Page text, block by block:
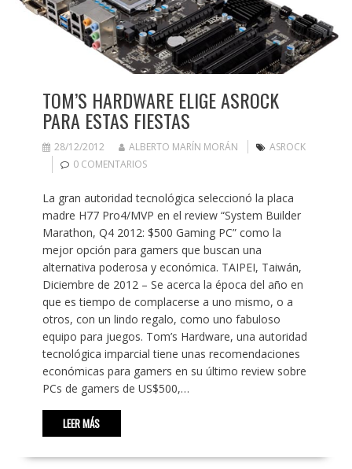
TOM’S HARDWARE ELIGE ASROCK
PARA ESTAS FIESTAS
28/12/2012 ALBERTO MARÍN MORÁN
ASROCK
0 COMENTARIOS
La gran autoridad tecnológica seleccionó la placa
madre H77 Pro4/MVP en el review “System Builder
Marathon, Q4 2012: $500 Gaming PC” como la
mejor opción para gamers que buscan una
alternativa poderosa y económica. TAIPEI, Taiwán,
Diciembre de 2012 – Se acerca la época del año en
que es tiempo de complacerse a uno mismo, o a
otros, con un lindo regalo, como uno fabuloso
equipo para juegos. Tom’s Hardware, una autoridad
tecnológica imparcial tiene unas recomendaciones
económicas para gamers en su último review sobre
PCs de gamers de US$500,…
LEER MÁS